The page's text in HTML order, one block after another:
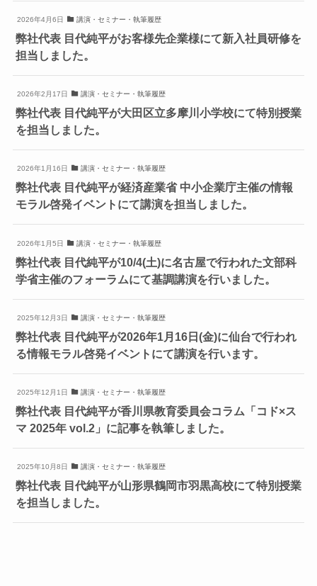
2026年4月6日 講演・セミナー・執筆履歴
弊社代表 目代純平がお客様先企業様にて新入社員研修を
担当しました。
2026年2月17日 講演・セミナー・執筆履歴
弊社代表 目代純平が大田区立多摩川小学校にて特別授業
を担当しました。
2026年1月16日 講演・セミナー・執筆履歴
弊社代表 目代純平が経済産業省 中小企業庁主催の情報
モラル啓発イベントにて講演を担当しました。
2026年1月5日 講演・セミナー・執筆履歴
弊社代表 目代純平が10/4(土)に名古屋で行われた文部科
学省主催のフォーラムにて基調講演を行いました。
2025年12月3日 講演・セミナー・執筆履歴
弊社代表 目代純平が2026年1月16日(金)に仙台で行われ
る情報モラル啓発イベントにて講演を行います。
2025年12月1日 講演・セミナー・執筆履歴
弊社代表 目代純平が香川県教育委員会コラム「コド×ス
マ 2025年 vol.2」に記事を執筆しました。
2025年10月8日 講演・セミナー・執筆履歴
弊社代表 目代純平が山形県鶴岡市羽黒高校にて特別授業
を担当しました。